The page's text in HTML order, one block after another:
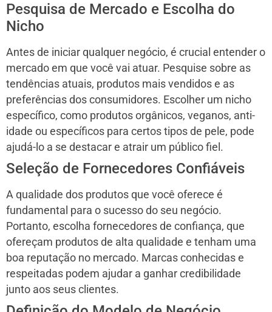
Pesquisa de Mercado e Escolha do
Nicho
Antes de iniciar qualquer negócio, é crucial entender o
mercado em que você vai atuar. Pesquise sobre as
tendências atuais, produtos mais vendidos e as
preferências dos consumidores. Escolher um nicho
específico, como produtos orgânicos, veganos, anti-
idade ou específicos para certos tipos de pele, pode
ajudá-lo a se destacar e atrair um público fiel.
Seleção de Fornecedores Confiáveis
A qualidade dos produtos que você oferece é
fundamental para o sucesso do seu negócio.
Portanto, escolha fornecedores de confiança, que
ofereçam produtos de alta qualidade e tenham uma
boa reputação no mercado. Marcas conhecidas e
respeitadas podem ajudar a ganhar credibilidade
junto aos seus clientes.